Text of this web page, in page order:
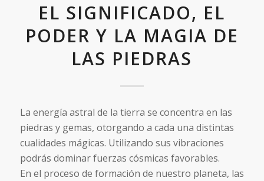
EL SIGNIFICADO, EL
PODER Y LA MAGIA DE
LAS PIEDRAS
La energía astral de la tierra se concentra en las
piedras y gemas, otorgando a cada una distintas
cualidades mágicas. Utilizando sus vibraciones
podrás dominar fuerzas cósmicas favorables.
En el proceso de formación de nuestro planeta, las